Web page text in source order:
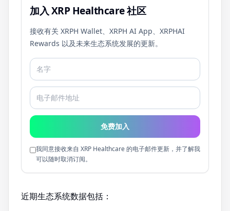
加入 XRP Healthcare 社区
接收有关 XRPH Wallet、XRPH AI App、XRPHAI
Rewards 以及未来生态系统发展的更新。
免费加入
我同意接收来自 XRP Healthcare 的电子邮件更新，并了解我
可以随时取消订阅。
近期生态系统数据包括：